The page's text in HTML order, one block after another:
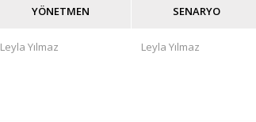
YÖNETMEN SENARYO
Leyla Yılmaz Leyla Yılmaz